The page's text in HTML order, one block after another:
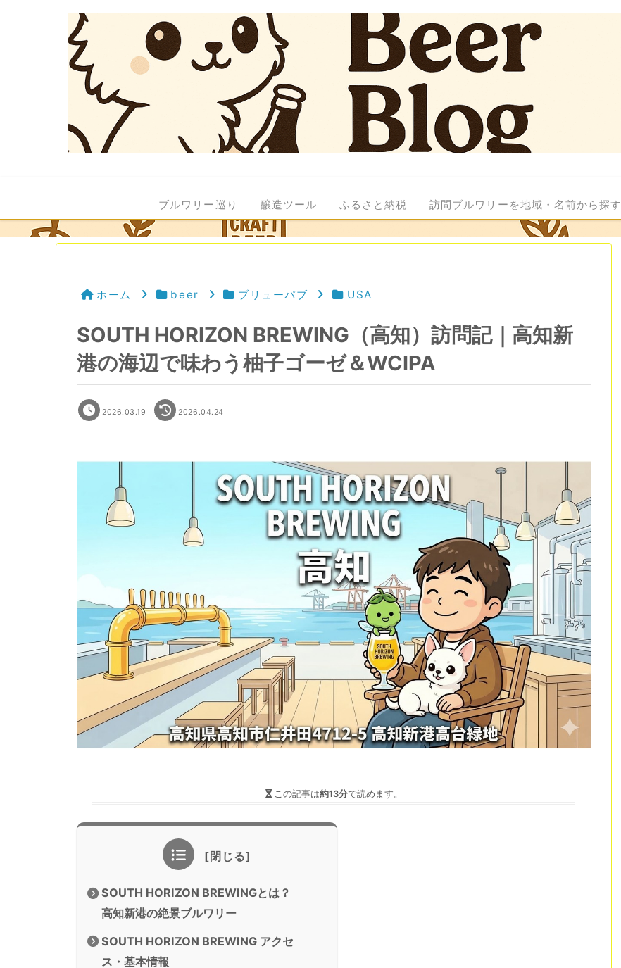
ブルワリー巡り 醸造ツール ふるさと納税 訪問ブルワリーを地域・名前から探す
ホーム beer ブリューパブ USA
SOUTH HORIZON BREWING（高知）訪問記｜高知新
港の海辺で味わう柚子ゴーゼ＆WCIPA
2026.03.19 2026.04.24
この記事は約13分で読めます。
SOUTH HORIZON BREWINGとは？
高知新港の絶景ブルワリー
SOUTH HORIZON BREWING アクセ
ス・基本情報